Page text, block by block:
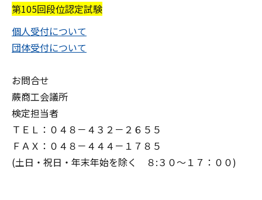
第105回段位認定試験
個人受付について
団体受付について
お問合せ
蕨商工会議所
検定担当者
ＴＥＬ：０４８－４３２－２６５５
ＦＡＸ：０４８－４４４－１７８５
(土日・祝日・年末年始を除く ８:３０～１７：００)